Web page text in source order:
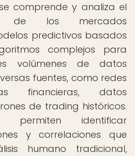
comprende y analiza el
de los mercados
predictivos basados
complejos para
volúmenes de datos
fuentes, como redes
financieras, datos
de trading históricos.
permiten identificar
y correlaciones que
humano tradicional,